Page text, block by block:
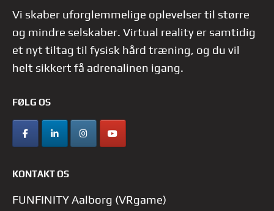
Vi skaber uforglemmelige oplevelser til større
og mindre selskaber. Virtual reality er samtidig
et nyt tiltag til fysisk hård træning, og du vil
helt sikkert få adrenalinen igang.
FØLG OS
KONTAKT OS
FUNFINITY Aalborg (VRgame)